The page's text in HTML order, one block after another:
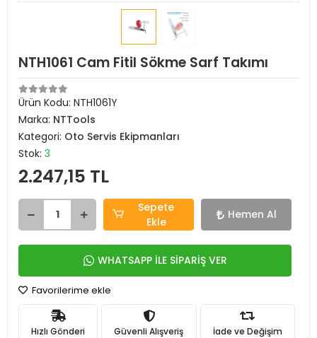
NTH1061 Cam Fitil Sökme Sarf Takımı
Ürün Kodu: NTH1061Y
Marka: NTTools
Kategori: Oto Servis Ekipmanları
Stok: 3
2.247,15 TL
Sepete
Ekle
Hemen Al
WHATSAPP İLE SİPARİŞ VER
Favorilerime ekle
Hızlı Gönderi Güvenli Alışveriş İade ve Değişim